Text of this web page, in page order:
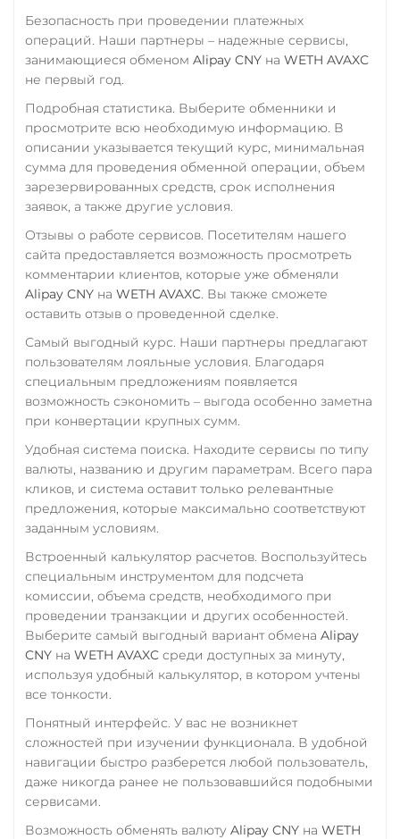
ПУМБ UAH
Райффайзен
РНКБ RUB
Росбанк RUB
Россельхоз банк RUB
RUB KZT QR RUB
СБП RUB
Счет ИП/ООО
RUB USD EUR
Тинькофф
RUB
УкрСиббанк UAH
Фридом Банк KZT
Центр Кредит KZT
Безопасность при проведении платежных
операций. Наши партнеры – надежные сервисы,
занимающиеся обменом Alipay CNY на WETH AVAXC
не первый год.
Подробная статистика. Выберите обменники и
просмотрите всю необходимую информацию. В
описании указывается текущий курс, минимальная
сумма для проведения обменной операции, объем
зарезервированных средств, срок исполнения
заявок, а также другие условия.
Отзывы о работе сервисов. Посетителям нашего
сайта предоставляется возможность просмотреть
комментарии клиентов, которые уже обменяли
Alipay CNY на WETH AVAXC. Вы также сможете
оставить отзыв о проведенной сделке.
Самый выгодный курс. Наши партнеры предлагают
пользователям лояльные условия. Благодаря
специальным предложениям появляется
возможность сэкономить – выгода особенно заметна
при конвертации крупных сумм.
Удобная система поиска. Находите сервисы по типу
валюты, названию и другим параметрам. Всего пара
кликов, и система оставит только релевантные
предложения, которые максимально соответствуют
заданным условиям.
Встроенный калькулятор расчетов. Воспользуйтесь
специальным инструментом для подсчета
комиссии, объема средств, необходимого при
проведении транзакции и других особенностей.
Выберите самый выгодный вариант обмена Alipay
CNY на WETH AVAXC среди доступных за минуту,
используя удобный калькулятор, в котором учтены
все тонкости.
Понятный интерфейс. У вас не возникнет
сложностей при изучении функционала. В удобной
навигации быстро разберется любой пользователь,
даже никогда ранее не пользовавшийся подобными
сервисами.
Возможность обменять валюту Alipay CNY на WETH